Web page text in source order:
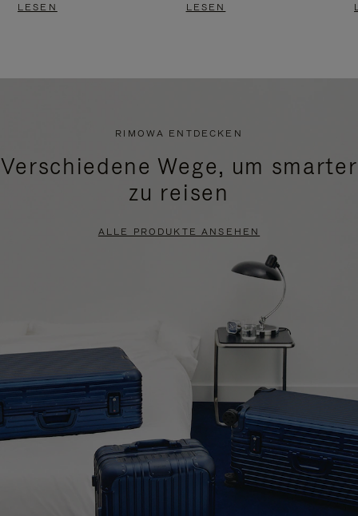
LESEN LESEN
RIMOWA ENTDECKEN
Verschiedene Wege, um smarter
zu reisen
ALLE PRODUKTE ANSEHEN